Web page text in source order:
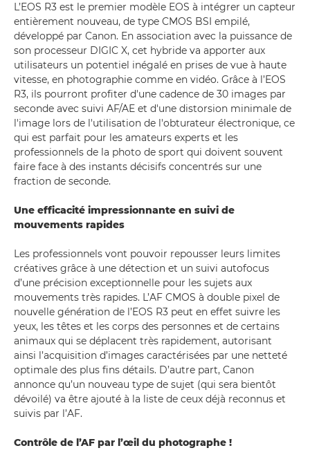
L’EOS R3 est le premier modèle EOS à intégrer un capteur
entièrement nouveau, de type CMOS BSI empilé,
développé par Canon. En association avec la puissance de
son processeur DIGIC X, cet hybride va apporter aux
utilisateurs un potentiel inégalé en prises de vue à haute
vitesse, en photographie comme en vidéo. Grâce à l’EOS
R3, ils pourront profiter d'une cadence de 30 images par
seconde avec suivi AF/AE et d'une distorsion minimale de
l'image lors de l'utilisation de l'obturateur électronique, ce
qui est parfait pour les amateurs experts et les
professionnels de la photo de sport qui doivent souvent
faire face à des instants décisifs concentrés sur une
fraction de seconde.
Une efficacité impressionnante en suivi de
mouvements rapides
Les professionnels vont pouvoir repousser leurs limites
créatives grâce à une détection et un suivi autofocus
d’une précision exceptionnelle pour les sujets aux
mouvements très rapides. L’AF CMOS à double pixel de
nouvelle génération de l’EOS R3 peut en effet suivre les
yeux, les têtes et les corps des personnes et de certains
animaux qui se déplacent très rapidement, autorisant
ainsi l’acquisition d’images caractérisées par une netteté
optimale des plus fins détails. D’autre part, Canon
annonce qu’un nouveau type de sujet (qui sera bientôt
dévoilé) va être ajouté à la liste de ceux déjà reconnus et
suivis par l’AF.
Contrôle de l’AF par l’œil du photographe !